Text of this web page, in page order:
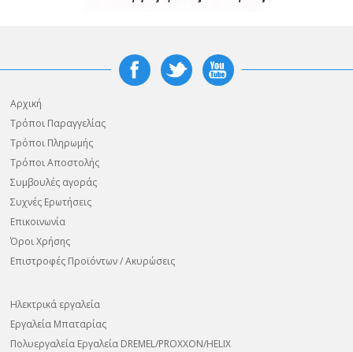
Αρχική
Τρόποι Παραγγελίας
Τρόποι Πληρωμής
Τρόποι Αποστολής
Συμβουλές αγοράς
Συχνές Ερωτήσεις
Επικοινωνία
Όροι Χρήσης
Επιστροφές Προϊόντων / Ακυρώσεις
Ηλεκτρικά εργαλεία
Εργαλεία Μπαταρίας
Πολυεργαλεία Εργαλεία DREMEL/PROXXON/HELIX